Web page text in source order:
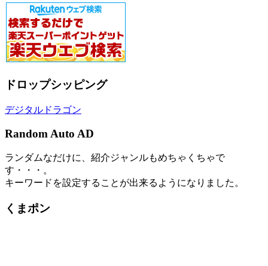
ドロップシッピング
デジタルドラゴン
Random Auto AD
ランダムなだけに、紹介ジャンルもめちゃくちゃで
す・・・。
キーワードを設定することが出来るようになりました。
くまポン